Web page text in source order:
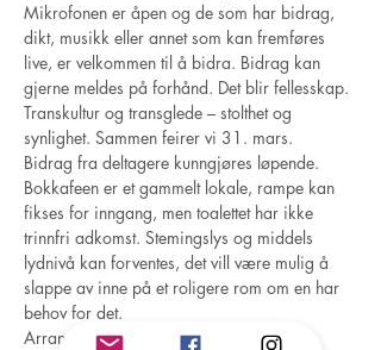
Mikrofonen er åpen og de som har bidrag,
dikt, musikk eller annet som kan fremføres
live, er velkommen til å bidra. Bidrag kan
gjerne meldes på forhånd. Det blir fellesskap.
Transkultur og transglede – stolthet og
synlighet. Sammen feirer vi 31. mars.
Bidrag fra deltagere kunngjøres løpende.
Bokkafeen er et gammelt lokale, rampe kan
fikses for inngang, men toalettet har ikke
trinnfri adkomst. Stemingslys og middels
lydnivå kan forventes, det vill være mulig å
slappe av inne på et roligere rom om en har
behov for det.
Arrangementet er spesielt rettet inn mot